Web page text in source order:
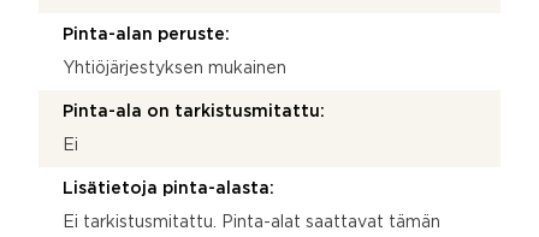
Pinta-alan peruste:
Yhtiöjärjestyksen mukainen
Pinta-ala on tarkistusmitattu:
Ei
Lisätietoja pinta-alasta:
Ei tarkistusmitattu. Pinta-alat saattavat tämän